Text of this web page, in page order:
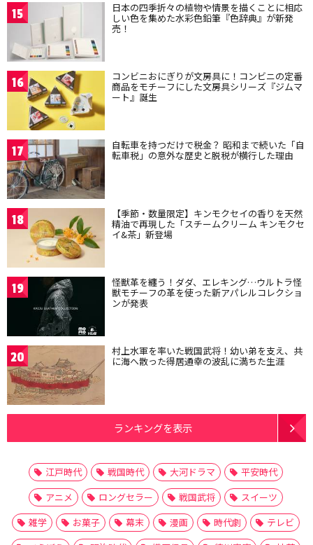
15 日本の四季折々の植物や情景を描くことに相応
しい色を集めた水彩色鉛筆『色辞典』が新発
売！
16 コンビニおにぎりが文房具に！コンビニの定番
商品をモチーフにした文房具シリーズ『ジムマ
ート』誕生
17 自転車を持つだけで税金？ 昭和まで続いた「自
転車税」の意外な歴史と脱税が横行した理由
18 【季節・数量限定】キンモクセイの香りを天然
精油で再現した「スチームクリーム キンモクセ
イ&茶」新登場
19 怪獣革を纏う！ダダ、エレキング…ウルトラ怪
獣モチーフの革を使った新アパレルコレクショ
ンが発表
20 村上水軍を率いた戦国武将！幼い弟を支え、共
に海へ散った得居通幸の波乱に満ちた生涯
ランキングを表示
江戸時代 戦国時代 大河ドラマ
平安時代
アニメ
ロングセラー 戦国武将
スイーツ
雑学
お菓子 幕末 漫画 時代劇
テレビ